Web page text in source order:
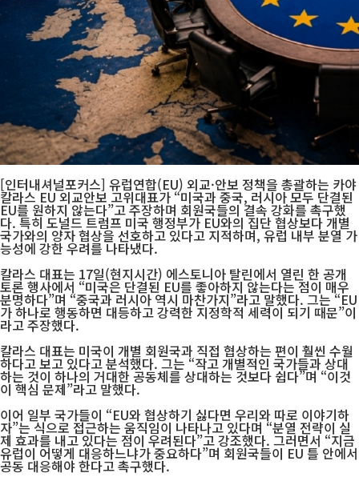
[인터내셔널포커스] 유럽연합(EU) 외교·안보 정책을 총괄하는 카야
칼라스 EU 외교안보 고위대표가 “미국과 중국, 러시아 모두 단결된
EU를 원하지 않는다”고 주장하며 회원국들의 결속 강화를 촉구했
다. 특히 도널드 트럼프 미국 행정부가 EU와의 집단 협상보다 개별
국가와의 양자 협상을 선호하고 있다고 지적하며, 유럽 내부 분열 가
능성에 강한 우려를 나타냈다.
칼라스 대표는 17일(현지시간) 에스토니아 탈린에서 열린 한 공개
토론 행사에서 “미국은 단결된 EU를 좋아하지 않는다는 점이 매우
분명하다”며 “중국과 러시아 역시 마찬가지”라고 말했다. 그는 “EU
가 하나로 행동하면 대등하고 강력한 지정학적 세력이 되기 때문”이
라고 주장했다.
칼라스 대표는 미국이 개별 회원국과 직접 협상하는 편이 훨씬 수월
하다고 보고 있다고 분석했다. 그는 “작고 개별적인 국가들과 상대
하는 것이 하나의 거대한 공동체를 상대하는 것보다 쉽다”며 “이것
이 핵심 문제”라고 말했다.
이어 일부 국가들이 “EU와 협상하기 싫다면 우리와 따로 이야기하
자”는 식으로 접근하는 움직임이 나타나고 있다며 “분열 전략이 실
제 효과를 내고 있다는 점이 우려된다”고 강조했다. 그러면서 “지금
유럽이 어떻게 대응하느냐가 중요하다”며 회원국들이 EU 틀 안에서
공동 대응해야 한다고 촉구했다.